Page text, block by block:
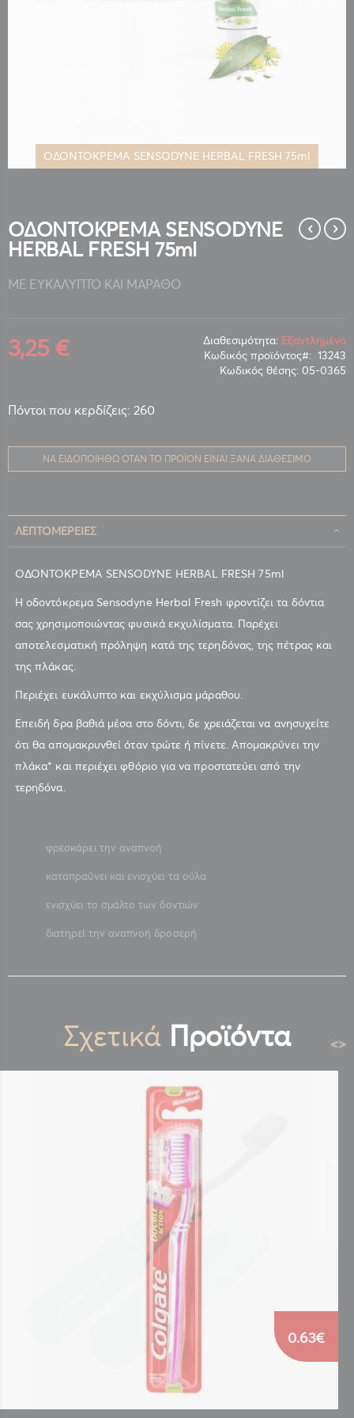
ΟΔΟΝΤΟΚΡΕΜΑ SENSODYNE HERBAL FRESH 75ml
της
συλλογής
εικόνων
ΟΔΟΝΤΟΚΡΕΜΑ SENSODYNE
HERBAL FRESH 75ml
ΜΕ ΕΥΚΑΛΥΠΤΟ ΚΑΙ ΜΑΡΑΘΟ
3,25 € Διαθεσιμότητα: Εξαντλημένο
Κωδικός προϊόντος
13243
Κωδικός θέσης: 05-0365
Πόντοι που κερδίζεις: 260
ΝΑ ΕΙΔΟΠΟΙΗΘΏ ΌΤΑΝ ΤΟ ΠΡΟΪΌΝ ΕΊΝΑΙ ΞΑΝΆ ΔΙΑΘΈΣΙΜΟ
ΛΕΠΤΟΜΈΡΕΙΕΣ
ΟΔΟΝΤΟΚΡΕΜΑ SENSODYNE HERBAL FRESH 75ml
Η οδοντόκρεμα Sensodyne Herbal Fresh φροντίζει τα δόντια
σας χρησιμοποιώντας φυσικά εκχυλίσματα. Παρέχει
αποτελεσματική πρόληψη κατά της τερηδόνας, της πέτρας και
της πλάκας.
Περιέχει ευκάλυπτο και εκχύλισμα μάραθου.
Επειδή δρα βαθιά μέσα στο δόντι, δε χρειάζεται να ανησυχείτε
ότι θα απομακρυνθεί όταν τρώτε ή πίνετε. Απομακρύνει την
πλάκα* και περιέχει φθόριο για να προστατεύει από την
τερηδόνα.
φρεσκάρει την αναπνοή
καταπραΰνει και ενισχύει τα ούλα
ενισχύει το σμάλτο των δοντιών
διατηρεί την αναπνοή δροσερή
Σχετικά Προϊόντα
0.63€
<>